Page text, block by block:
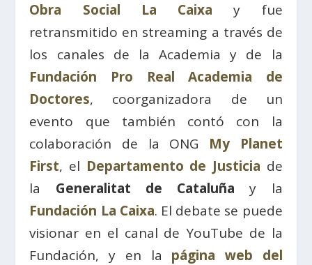
Obra Social La Caixa y fue
retransmitido en streaming a través de
los canales de la Academia y de la
Fundación Pro Real Academia de
Doctores, coorganizadora de un
evento que también contó con la
colaboración de la ONG My Planet
First, el Departamento de Justicia de
la Generalitat de Cataluña y la
Fundación La Caixa. El debate se puede
visionar en el canal de YouTube de la
Fundación, y en la página web del